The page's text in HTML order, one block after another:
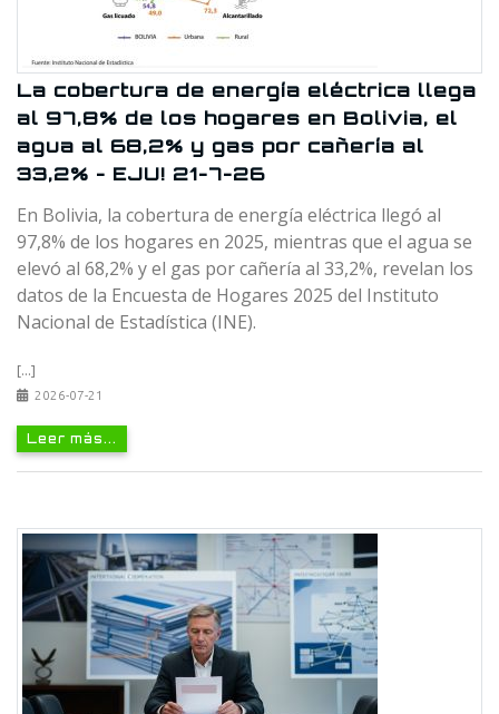
La cobertura de energía eléctrica llega
al 97,8% de los hogares en Bolivia, el
agua al 68,2% y gas por cañería al
33,2% - EJU! 21-7-26
En Bolivia, la cobertura de energía eléctrica llegó al
97,8% de los hogares en 2025, mientras que el agua se
elevó al 68,2% y el gas por cañería al 33,2%, revelan los
datos de la Encuesta de Hogares 2025 del Instituto
Nacional de Estadística (INE).
[...]
2026-07-21
Leer más...